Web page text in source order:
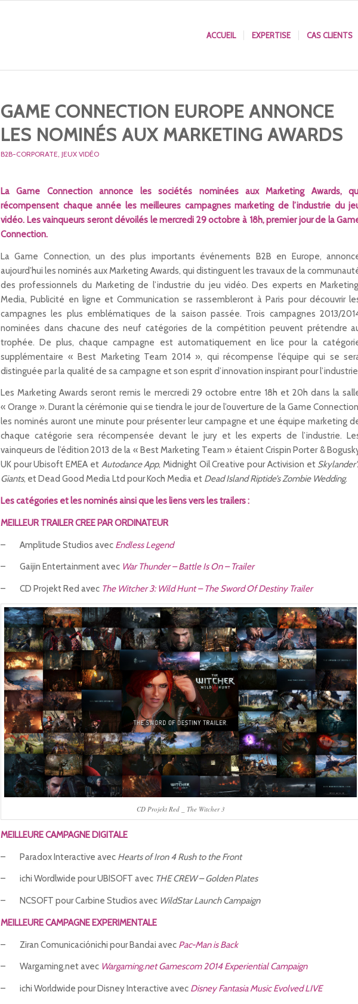
ACCUEIL EXPERTISE CAS CLIENTS
GAME CONNECTION EUROPE ANNONCE
LES NOMINÉS AUX MARKETING AWARDS
B2B-CORPORATE, JEUX VIDÉO
La Game Connection annonce les sociétés nominées aux Marketing Awards,
récompensent chaque année les meilleures campagnes marketing de l’industrie du
vidéo. Les vainqueurs seront dévoilés le mercredi 29 octobre à 18h, premier jour de la
Connection.
La Game Connection, un des plus importants événements B2B en Europe,
aujourd’hui les nominés aux Marketing Awards, qui distinguent les travaux de la
des professionnels du Marketing de l’industrie du jeu vidéo. Des experts en
Media, Publicité en ligne et Communication se rassembleront à Paris pour découvrir
campagnes les plus emblématiques de la saison passée. Trois campagnes 2013/
nominées dans chacune des neuf catégories de la compétition peuvent prétendre
trophée. De plus, chaque campagne est automatiquement en lice pour la
supplémentaire « Best Marketing Team 2014 », qui récompense l’équipe qui se
distinguée par la qualité de sa campagne et son esprit d’innovation inspirant pour
Les Marketing Awards seront remis le mercredi 29 octobre entre 18h et 20h dans la
« Orange ». Durant la cérémonie qui se tiendra le jour de l’ouverture de la Game
les nominés auront une minute pour présenter leur campagne et une équipe marketing
chaque catégorie sera récompensée devant le jury et les experts de l’industrie.
vainqueurs de l’édition 2013 de la « Best Marketing Team » étaient Crispin Porter &
UK pour Ubisoft EMEA et Autodance App, Midnight Oil Creative pour Activision et
Giants, et Dead Good Media Ltd pour Koch Media et Dead Island Riptide’s Zombie Wedding.
Les catégories et les nominés ainsi que les liens vers les trailers :
MEILLEUR TRAILER CREE PAR ORDINATEUR
– Amplitude Studios avec Endless Legend
– Gaijin Entertainment avec War Thunder – Battle Is On – Trailer
– CD Projekt Red avec The Witcher 3: Wild Hunt – The Sword Of Destiny Trailer
CD Projekt Red _ The Witcher 3
MEILLEURE CAMPAGNE DIGITALE
– Paradox Interactive avec Hearts of Iron 4 Rush to the Front
– ichi Wordlwide pour UBISOFT avec THE CREW – Golden Plates
– NCSOFT pour Carbine Studios avec WildStar Launch Campaign
MEILLEURE CAMPAGNE EXPERIMENTALE
– Ziran Comunicaciónichi pour Bandai avec Pac-Man is Back
– Wargaming.net avec Wargaming.net Gamescom 2014 Experiential Campaign
– ichi Worldwide pour Disney Interactive avec Disney Fantasia Music Evolved LIVE